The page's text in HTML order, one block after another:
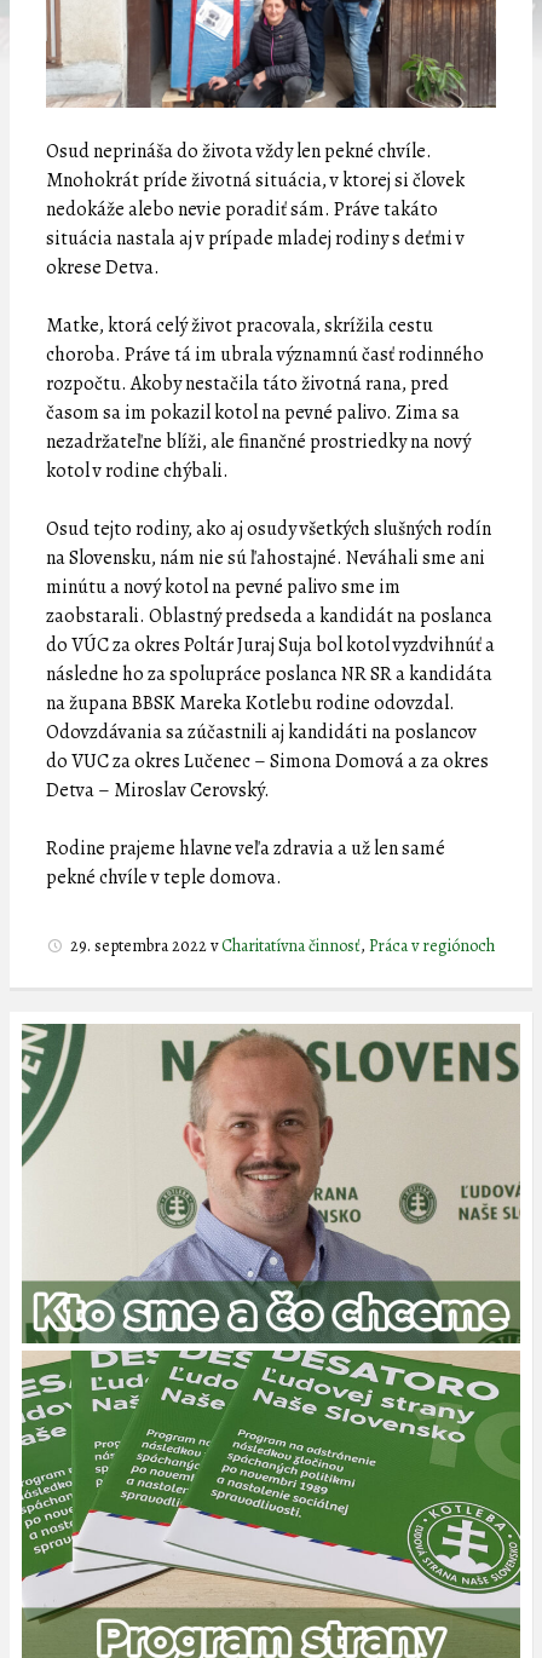
Osud neprináša do života vždy len pekné chvíle.
Mnohokrát príde životná situácia, v ktorej si človek
nedokáže alebo nevie poradiť sám. Práve takáto
situácia nastala aj v prípade mladej rodiny s deťmi v
okrese Detva.
Matke, ktorá celý život pracovala, skrížila cestu
choroba. Práve tá im ubrala významnú časť rodinného
rozpočtu. Akoby nestačila táto životná rana, pred
časom sa im pokazil kotol na pevné palivo. Zima sa
nezadržateľne blíži, ale finančné prostriedky na nový
kotol v rodine chýbali.
Osud tejto rodiny, ako aj osudy všetkých slušných rodín
na Slovensku, nám nie sú ľahostajné. Neváhali sme ani
minútu a nový kotol na pevné palivo sme im
zaobstarali. Oblastný predseda a kandidát na poslanca
do VÚC za okres Poltár Juraj Suja bol kotol vyzdvihnúť a
následne ho za spolupráce poslanca NR SR a kandidáta
na župana BBSK Mareka Kotlebu rodine odovzdal.
Odovzdávania sa zúčastnili aj kandidáti na poslancov
do VUC za okres Lučenec – Simona Domová a za okres
Detva – Miroslav Cerovský.
Rodine prajeme hlavne veľa zdravia a už len samé
pekné chvíle v teple domova.
29. septembra 2022vCharitatívna činnosť, Práca v regiónoch